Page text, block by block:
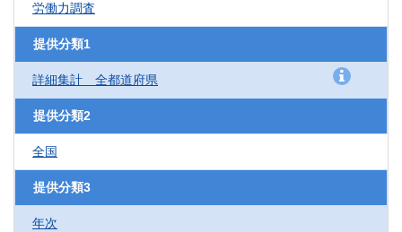
労働力調査
提供分類1
詳細集計 全都道府県
提供分類2
全国
提供分類3
年次